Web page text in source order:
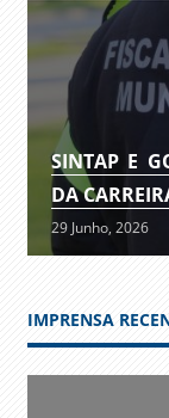
SINTAP E
DA
29 Junho, 2026
IMPRENSA